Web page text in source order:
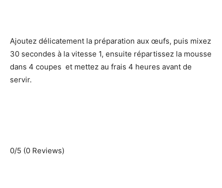
Ajoutez délicatement la préparation aux œufs, puis mixez
30 secondes à la vitesse 1, ensuite répartissez la mousse
dans 4 coupes et mettez au frais 4 heures avant de
servir.
0/5 (0 Reviews)